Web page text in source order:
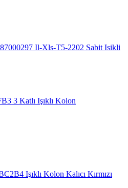
Il-Xls-T5-2202 Sabit Isikli
3 Katlı Işıklı Kolon
Işıklı Kolon Kalıcı Kırmızı